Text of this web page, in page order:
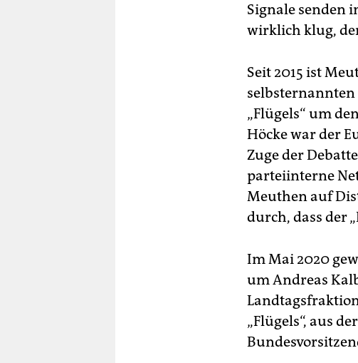
Signale senden
wirklich klug,
Seit 2015 ist
„Flügels“ um
Höcke war der
Zuge der
parteiinterne
Meuthen auf
durch, dass der
Im Mai 2020
um Andreas
„Flügels“, aus